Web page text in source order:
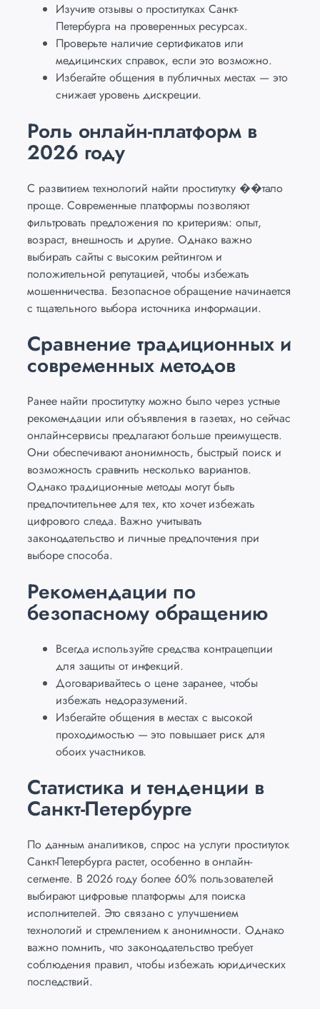
Изучите отзывы о проститутках Санкт-
Петербурга на проверенных ресурсах.
Проверьте наличие сертификатов или
медицинских справок, если это возможно.
Избегайте общения в публичных местах — это
снижает уровень дискреции.
Роль онлайн-платформ в
2026 году
С развитием технологий найти проститутку ��тало
проще. Современные платформы позволяют
фильтровать предложения по критериям: опыт,
возраст, внешность и другие. Однако важно
выбирать сайты с высоким рейтингом и
положительной репутацией, чтобы избежать
мошенничества. Безопасное обращение начинается
с тщательного выбора источника информации.
Сравнение традиционных и
современных методов
Ранее найти проститутку можно было через устные
рекомендации или объявления в газетах, но сейчас
онлайн-сервисы предлагают больше преимуществ.
Они обеспечивают анонимность, быстрый поиск и
возможность сравнить несколько вариантов.
Однако традиционные методы могут быть
предпочтительнее для тех, кто хочет избежать
цифрового следа. Важно учитывать
законодательство и личные предпочтения при
выборе способа.
Рекомендации по
безопасному обращению
Всегда используйте средства контрацепции
для защиты от инфекций.
Договаривайтесь о цене заранее, чтобы
избежать недоразумений.
Избегайте общения в местах с высокой
проходимостью — это повышает риск для
обоих участников.
Статистика и тенденции в
Санкт-Петербурге
По данным аналитиков, спрос на услуги проституток
Санкт-Петербурга растет, особенно в онлайн-
сегменте. В 2026 году более 60% пользователей
выбирают цифровые платформы для поиска
исполнителей. Это связано с улучшением
технологий и стремлением к анонимности. Однако
важно помнить, что законодательство требует
соблюдения правил, чтобы избежать юридических
последствий.